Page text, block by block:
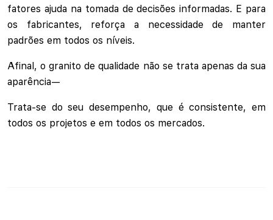
fatores ajuda na tomada de decisões informadas. E para
os fabricantes, reforça a necessidade de manter
padrões em todos os níveis.
Afinal, o granito de qualidade não se trata apenas da sua
aparência—
Trata-se do seu desempenho, que é consistente, em
todos os projetos e em todos os mercados.